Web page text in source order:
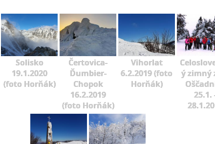
Solisko
19.1.2020
(foto Horňák)
Čertovica-
Ďumbier-
Chopok
16.2.2019
(foto Horňák)
Vihorlat
6.2.2019 (foto
Horňák)
ý zimný
25.1.